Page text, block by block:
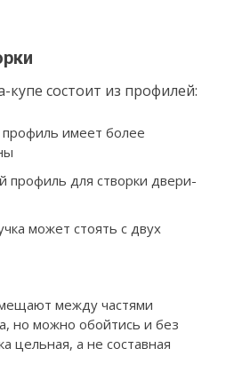
состоит из профилей:
имеет более
профиль для створки двери-
может стоять с двух
между частями
но можно обойтись и без
цельная, а не составная